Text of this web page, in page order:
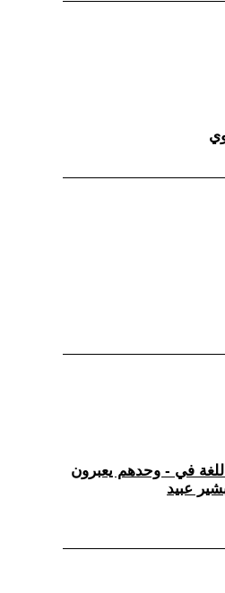
اللغة في - وحدهم يعبرون
عبيد